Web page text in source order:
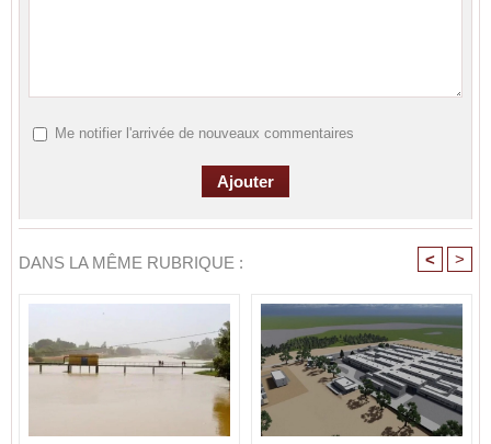
Me notifier l'arrivée de nouveaux commentaires
DANS LA MÊME RUBRIQUE : < >